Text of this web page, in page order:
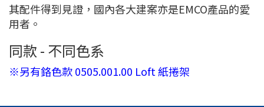
其配件得到見證，國內各大建案亦是EMCO產品的愛
用者。
同款 - 不同色系
※另有鉻色款 0505.001.00 Loft 紙捲架